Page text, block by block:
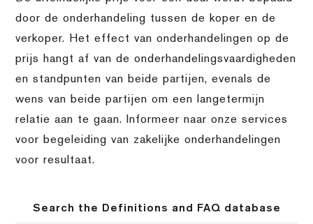
door de onderhandeling tussen de koper en de
verkoper. Het effect van onderhandelingen op de
prijs hangt af van de onderhandelingsvaardigheden
en standpunten van beide partijen, evenals de
wens van beide partijen om een langetermijn
relatie aan te gaan. Informeer naar onze services
voor begeleiding van zakelijke onderhandelingen
voor resultaat.
Search the Definitions and FAQ database